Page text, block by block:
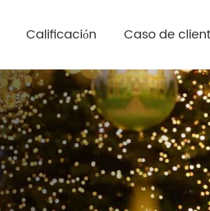
Calificación Caso de